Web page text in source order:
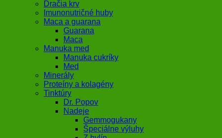
Dračia krv
Imunonutričné huby
Maca a guarana
Guarana
Maca
Manuka med
Manuka cukríky
Med
Minerály
Proteíny a kolagény
Tinktúry
Dr. Popov
Nadeje
Gemmogukany
Špeciálne výluhy